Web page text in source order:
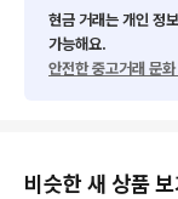
현금 거래는 개인 정
가능해요.
안전한 중고거래 문화
비슷한 새 상품 보